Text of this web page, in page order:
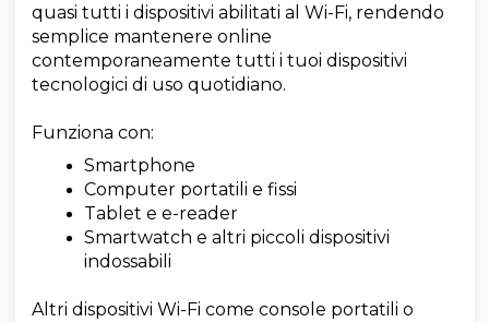
quasi tutti i dispositivi abilitati al Wi-Fi, rendendo
semplice mantenere online
contemporaneamente tutti i tuoi dispositivi
tecnologici di uso quotidiano.
Funziona con:
Smartphone
Computer portatili e fissi
Tablet e e-reader
Smartwatch e altri piccoli dispositivi
indossabili
Altri dispositivi Wi-Fi come console portatili o